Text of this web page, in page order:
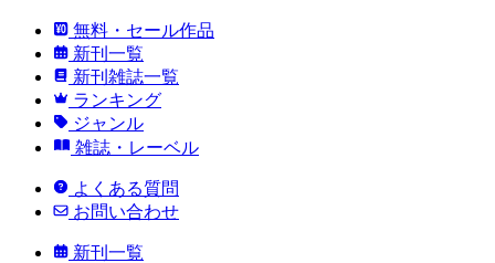
無料・セール作品
新刊一覧
新刊雑誌一覧
ランキング
ジャンル
雑誌・レーベル
よくある質問
お問い合わせ
新刊一覧